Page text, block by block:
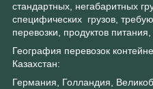
стандартных, негабаритных
специфических грузов,
перевозки, продуктов питания,
География перевозок
Казахстан:
Германия, Голландия,